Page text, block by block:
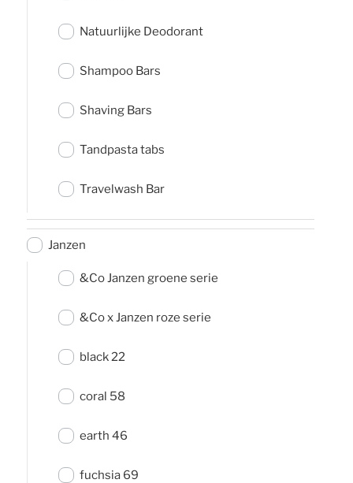
Natuurlijke Deodorant
Shampoo Bars
Shaving Bars
Tandpasta tabs
Travelwash Bar
Janzen
&Co Janzen groene serie
&Co x Janzen roze serie
black 22
coral 58
earth 46
fuchsia 69